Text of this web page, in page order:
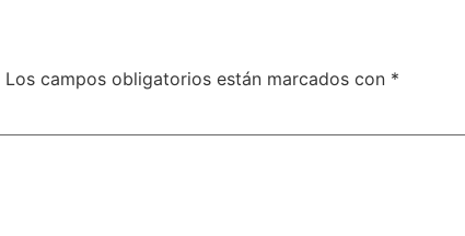
Los campos obligatorios están marcados con *